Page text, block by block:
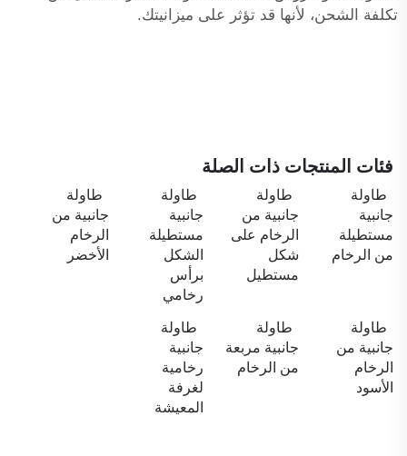
تكلفة الشحن، لأنها قد تؤثر على ميزانيتك.
فئات المنتجات ذات الصلة
طاولة
جانبية
مستطيلة
من الرخام
طاولة
جانبية من
الرخام على
شكل
مستطيل
طاولة
جانبية
مستطيلة
الشكل
برأس
رخامي
طاولة
جانبية من
الرخام
الأخضر
طاولة
جانبية من
الرخام
الأسود
طاولة
جانبية مربعة
من الرخام
طاولة
جانبية
رخامية
لغرفة
المعيشة